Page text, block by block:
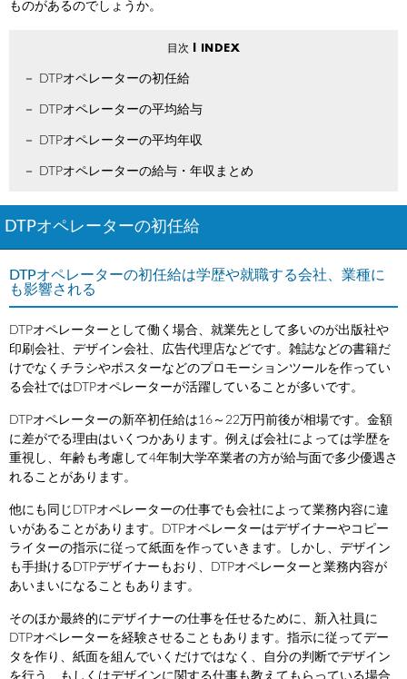
ものがあるのでしょうか。
DTPオペレーターの初任給
DTPオペレーターの平均給与
DTPオペレーターの平均年収
DTPオペレーターの給与・年収まとめ
DTPオペレーターの初任給
DTPオペレーターの初任給は学歴や就職する会社、業種に
も影響される
DTPオペレーターとして働く場合、就業先として多いのが出版社や
印刷会社、デザイン会社、広告代理店などです。雑誌などの書籍だ
けでなくチラシやポスターなどのプロモーションツールを作ってい
る会社ではDTPオペレーターが活躍していることが多いです。
DTPオペレーターの新卒初任給は16～22万円前後が相場です。金額
に差がでる理由はいくつかあります。例えば会社によっては学歴を
重視し、年齢も考慮して4年制大学卒業者の方が給与面で多少優遇さ
れることがあります。
他にも同じDTPオペレーターの仕事でも会社によって業務内容に違
いがあることがあります。DTPオペレーターはデザイナーやコピー
ライターの指示に従って紙面を作っていきます。しかし、デザイン
も手掛けるDTPデザイナーもおり、DTPオペレーターと業務内容が
あいまいになることもあります。
そのほか最終的にデザイナーの仕事を任せるために、新入社員に
DTPオペレーターを経験させることもあります。指示に従ってデー
タを作り、紙面を組んでいくだけではなく、自分の判断でデザイン
を行う、もしくはデザインに関する仕事も教えてもらっている場合